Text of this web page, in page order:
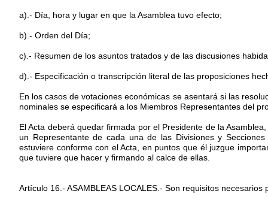
a).- Día, hora y lugar en que la Asamblea tuvo efecto;
b).- Orden del Día;
c).- Resumen de los asuntos tratados y de las discusiones
d).- Especificación o transcripción literal de las proposiciones
En los casos de votaciones económicas se asentará si las
nominales se especificará a los Miembros Representantes del
El Acta deberá quedar firmada por el Presidente de la
un Representante de cada una de las Divisiones y
estuviere conforme con el Acta, en puntos que él juzgue
que tuviere que hacer y firmando al calce de ellas.
Artículo 16.- ASAMBLEAS LOCALES.- Son requisitos